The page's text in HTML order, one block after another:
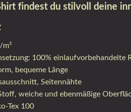
findest du stilvoll deine
100% einlaufvorbehandelte
bequeme Länge
Seitennähte
weiche und ebenmäßige
Tex 100